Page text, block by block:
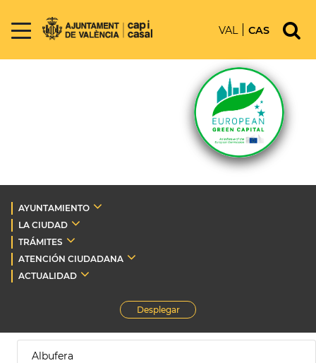
VAL CAS
AYUNTAMIENTO
LA CIUDAD
TRÁMITES
ATENCIÓN CIUDADANA
ACTUALIDAD
Desplegar
Albufera